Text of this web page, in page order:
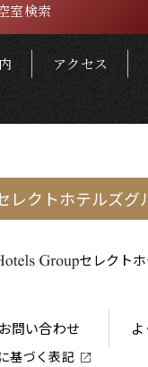
室検索
アクセス
レクトホテルズグ
セレクト
お問い合わせ
基づく表記